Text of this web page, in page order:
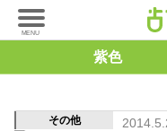
紫色
その他